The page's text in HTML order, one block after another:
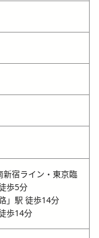
新宿ライン・東京臨
歩5分
」駅 徒歩14分
歩14分